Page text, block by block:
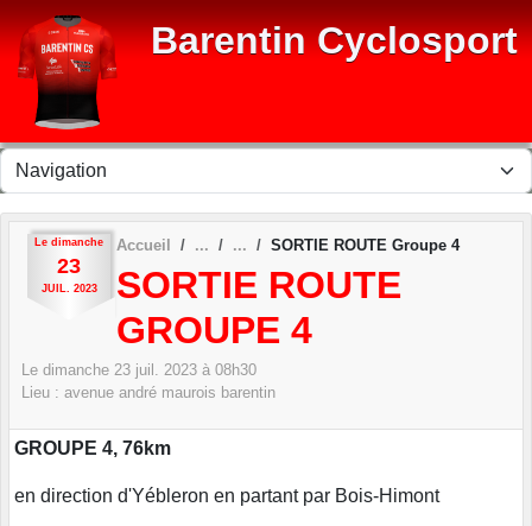
Barentin Cyclosport
Le dimanche
23
JUIL. 2023
Accueil SORTIE ROUTE Groupe 4
SORTIE ROUTE
GROUPE 4
Le dimanche 23 juil. 2023 à 08h30
Lieu : avenue andré maurois barentin
GROUPE 4, 76km
en direction d'Yébleron en partant par Bois-Himont
Panneau de gestion des cookies